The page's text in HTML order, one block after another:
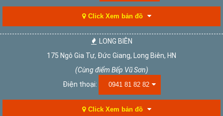
Click Xem bản đồ
LONG BIÊN
175 Ngô Gia Tự, Đức Giang, Long Biên, HN
(Cùng điểm Bếp Vũ Sơn)
Điện thoại:
0941 81 82 82
Click Xem bản đồ